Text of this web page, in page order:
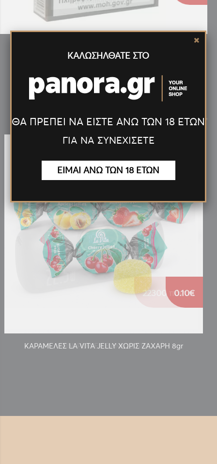
ΝέαΠροϊόντα
ΚΑΡΑΜΕΛΕΣ LA VITA JELLY ΧΩΡΙΣ ΖΑΧΑΡΗ 8gr
0.10€
<>
ΚΑΛΩΣΗΛΘΑΤΕ ΣΤΟ
ΘΑ ΠΡΕΠΕΙ ΝΑ ΕΙΣΤΕ ΑΝΩ ΤΩΝ 18 ΕΤΩΝ
ΓΙΑ ΝΑ ΣΥΝΕΧΙΣΕΤΕ
ΕΙΜΑΙ ΑΝΩ ΤΩΝ 18 ΕΤΩΝ